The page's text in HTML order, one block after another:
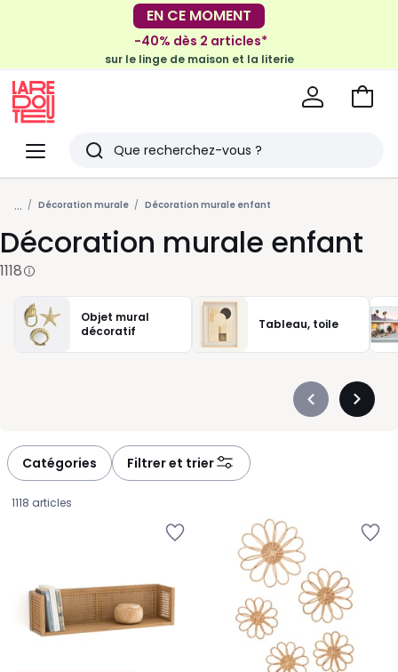
EN CE MOMENT
-30€ tous les 100€*
-40% dès 2 articles*
sur le linge de maison et la literie
Menu
Redoute
Rechercher
Derniers
articles
vus
Voir
... Décoration murale Décoration murale enfant
Décoration murale enfant
1118
Objet mural
décoratif
Tableau, toile
Précédent
Catégories Filtrer et trier
1118 articles